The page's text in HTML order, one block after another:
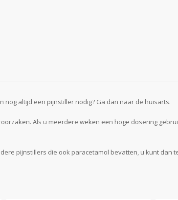
altijd een pijnstiller nodig? Ga dan naar de huisarts.
Als u meerdere weken een hoge dosering
pijnstillers die ook paracetamol bevatten, u kunt dan